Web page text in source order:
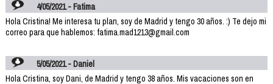
4/05/2021 - Fatima
Hola Cristina! Me interesa tu plan, soy de Madrid y tengo 30 años. :) Te dejo mi
correo para que hablemos: fatima.mad1213@gmail.com
5/05/2021 - Daniel
Hola Cristina, soy Dani, de Madrid y tengo 38 años. Mis vacaciones son en